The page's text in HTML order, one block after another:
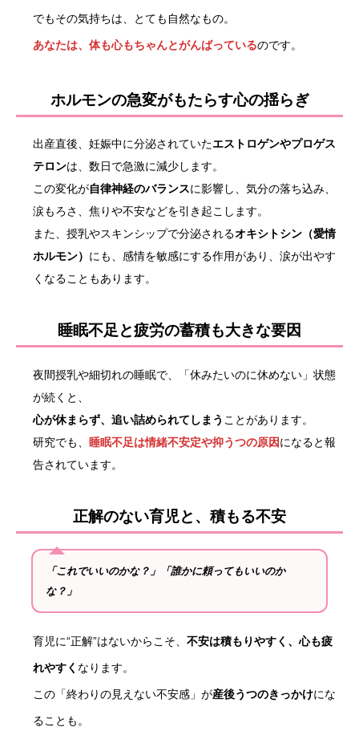
でもその気持ちは、とても自然なもの。
あなたは、体も心もちゃんとがんばっているのです。
ホルモンの急変がもたらす心の揺らぎ
出産直後、妊娠中に分泌されていたエストロゲンやプロゲス
テロンは、数日で急激に減少します。
この変化が自律神経のバランスに影響し、気分の落ち込み、
涙もろさ、焦りや不安などを引き起こします。
また、授乳やスキンシップで分泌されるオキシトシン（愛情
ホルモン） にも、感情を敏感にする作用があり、涙が出やす
くなることもあります。
睡眠不足と疲労の蓄積も大きな要因
夜間授乳や細切れの睡眠で、「休みたいのに休めない」状態
が続くと、
心が休まらず、追い詰められてしまう ことがあります。
研究でも、
睡眠不足は情緒不安定や抑うつの原因になると報
告されています。
正解のない育児と、積もる不安
「これでいいのかな？」「誰かに頼ってもいいのか
な？」
育児に“正解”はないからこそ、不安は積もりやすく、心も疲
れやすく なります。
この「終わりの見えない不安感」が産後うつのきっかけにな
ることも。